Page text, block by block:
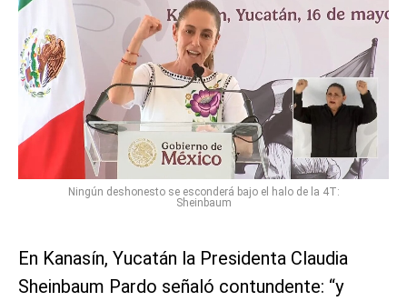
Ningún deshonesto se esconderá bajo el halo de la 4T:
Sheinbaum
En Kanasín, Yucatán la Presidenta Claudia
Sheinbaum Pardo señaló contundente: “y